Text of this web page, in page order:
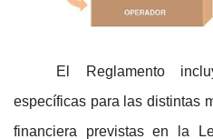
El Reglamento
específicas para las distintas
financiera previstas en la